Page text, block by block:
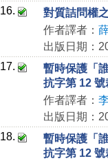
16.
對質詰問權
作者譯者：
出版日期：
17.
暫時保護「
抗字第 12 號
作者譯者：
出版日期：
18.
暫時保護「
抗字第 12 號